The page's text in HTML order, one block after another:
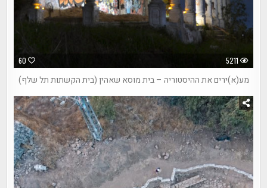
60 5211
מע(א)ירים את ההיסטוריה – בית מוסא שאהין (בית הקשתות תל שלף)